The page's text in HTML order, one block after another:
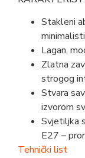
Stakleni
Lagan,
Zlatna
strogog
Stvara
izvorom
Svjetiljka
E27 –
Tehnički list